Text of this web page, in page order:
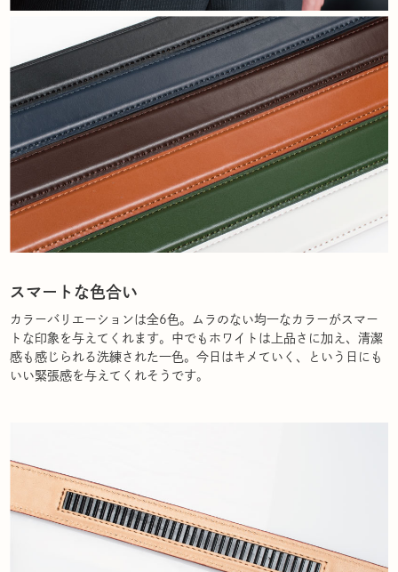
スマートな色合い
カラーバリエーションは全6色。ムラのない均一なカラーがスマー
トな印象を与えてくれます。中でもホワイトは上品さに加え、清潔
感も感じられる洗練された一色。今日はキメていく、という日にも
いい緊張感を与えてくれそうです。